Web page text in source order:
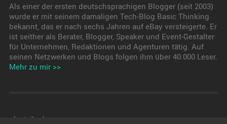
Als einer der ersten deutschsprachigen Blogger (seit 2003)
wurde er mit seinem damaligen Tech-Blog Basic Thinking
bekannt, das er nach sechs Jahren auf eBay versteigerte. Er
ist seither als Berater, Blogger, Speaker und Event-Gestalter
für Unternehmen, Redaktionen und Agenturen tätig. Auf
seinen Netzwerken und Blogs folgen ihm über 40.000 Leser.
Mehr zu mir >>
pkwteile.de